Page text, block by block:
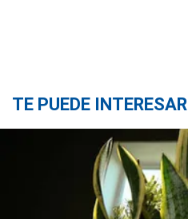
TE PUEDE INTERESAR